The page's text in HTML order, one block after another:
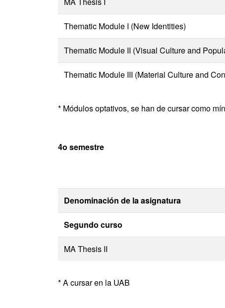
Thematic Module I (New Identities)
Thematic Module II (Visual Culture and
Thematic Module III (Material Culture and
* Módulos optativos, se han de cursar como
4o semestre
Denominación de la asignatura
Segundo curso
MA Thesis II
* A cursar en la UAB